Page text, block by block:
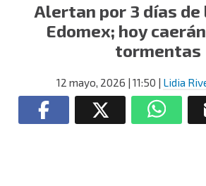
Alertan por 3 días
Edomex; hoy
tormentas
12 mayo, 2026 | 11:50 | Lidia